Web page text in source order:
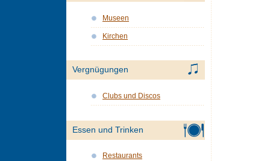
Museen
Kirchen
Vergnügungen
Clubs und Discos
Essen und Trinken
Restaurants